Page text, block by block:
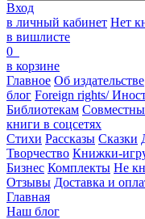
Вход
в личный кабинет Нет
в вишлисте
0
в корзине
Главное Об издательстве
блог Foreign rights/
Библиотекам
книги в соцсетях
Стихи Рассказы Сказки
Творчество Книжки-
Бизнес Комплекты Не
Отзывы Доставка и
Главная
Наш блог